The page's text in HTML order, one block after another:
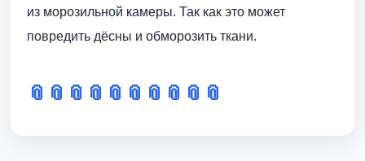
из морозильной камеры. Так как это может
повредить дёсны и обморозить ткани.
📎 📎 📎 📎 📎 📎 📎 📎 📎 📎